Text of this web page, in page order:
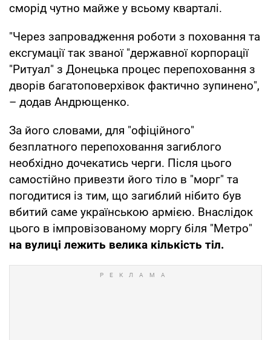
сморід чутно майже у всьому кварталі.
"Через запровадження роботи з поховання та
ексгумації так званої "державної корпорації
"Ритуал" з Донецька процес перепоховання з
дворів багатоповерхівок фактично зупинено",
– додав Андрющенко.
За його словами, для "офіційного"
безплатного перепоховання загиблого
необхідно дочекатись черги. Після цього
самостійно привезти його тіло в "морг" та
погодитися із тим, що загиблий нібито був
вбитий саме українською армією. Внаслідок
цього в імпровізованому моргу біля "Метро"
на вулиці лежить велика кількість тіл.